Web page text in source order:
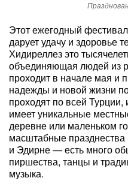
Этот ежегодный
дарует удачу и здоровье
Хидиреллез это
объединяющая людей из
проходит в начале мая и
надежды и новой жизни
проходят по всей
имеет уникальные
деревне или маленьком
масштабные празднества
и Эдирне — есть много
пиршества, танцы и
музыка.